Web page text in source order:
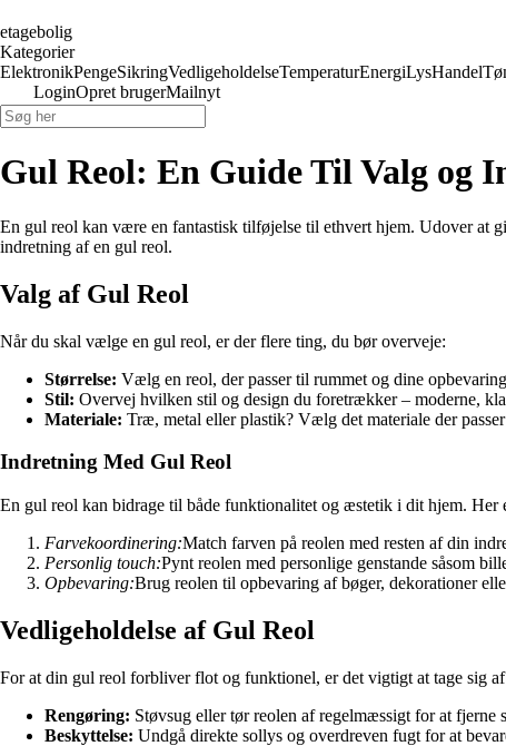
etagebolig
Kategorier
ElektronikPengeSikringVedligeholdelseTemperaturEnergiLysHandel
LoginOpret brugerMailnyt
Gul Reol: En Guide Til Valg og
En gul reol kan være en fantastisk tilføjelse til ethvert hjem. Udover at
indretning af en gul reol.
Valg af Gul Reol
Når du skal vælge en gul reol, er der flere ting, du bør overveje:
Størrelse: Vælg en reol, der passer til rummet og dine
Stil: Overvej hvilken stil og design du foretrækker – moderne,
Materiale: Træ, metal eller plastik? Vælg det materiale der
Indretning Med Gul Reol
En gul reol kan bidrage til både funktionalitet og æstetik i dit hjem. Her
Farvekoordinering:Match farven på reolen med resten af din
Personlig touch:Pynt reolen med personlige genstande såsom
Opbevaring:Brug reolen til opbevaring af bøger, dekorationer
Vedligeholdelse af Gul Reol
For at din gul reol forbliver flot og funktionel, er det vigtigt at tage sig
Rengøring: Støvsug eller tør reolen af regelmæssigt for at fjerne
Beskyttelse: Undgå direkte sollys og overdreven fugt for at